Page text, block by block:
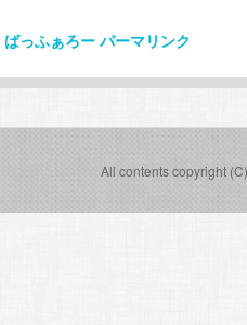
ばっふぁろー パーマリンク
All contents copyright